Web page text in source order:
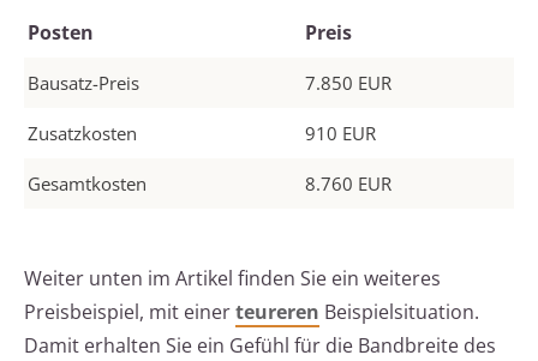
Posten Preis
Bausatz-Preis 7.850 EUR
Zusatzkosten 910 EUR
Gesamtkosten 8.760 EUR
Weiter unten im Artikel finden Sie ein weiteres
Preisbeispiel, mit einerteureren Beispielsituation.
Damit erhalten Sie ein Gefühl für die Bandbreite des